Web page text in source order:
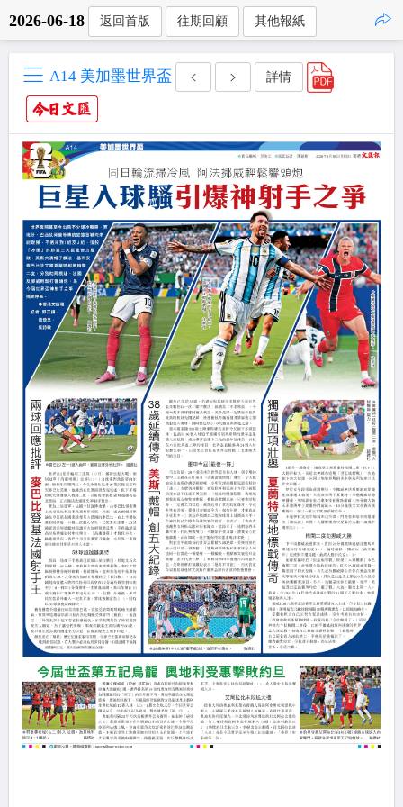
2026-06-18 返回首版 往期回顧 其他報紙
A14 美加墨世界盃 詳情
點擊複製